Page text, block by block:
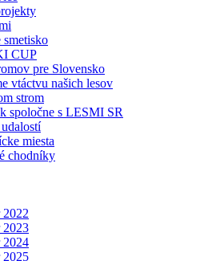
smetisko
CUP
pre Slovensko
vtáctvu našich lesov
strom
spoločne s LESMI SR
miesta
chodníky
2023
2024
2025